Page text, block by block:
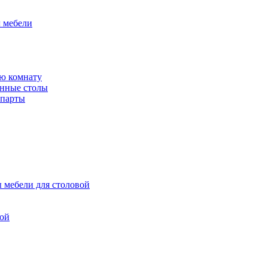
мебели
комнату
столы
для столовой